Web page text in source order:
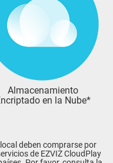
Almacenamiento
en la Nube*
deben comprarse por
de EZVIZ CloudPlay